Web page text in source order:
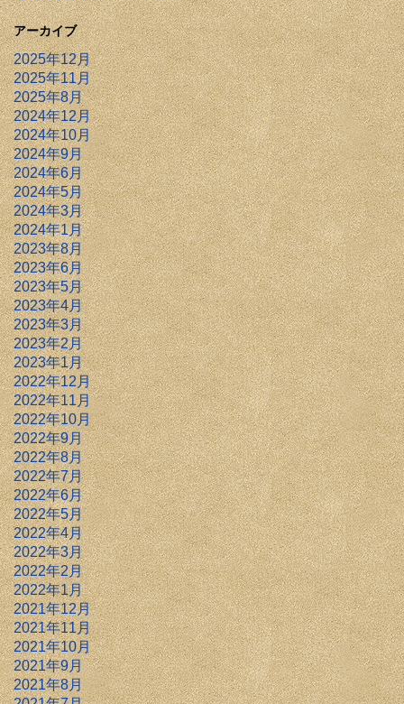
アーカイブ
2025年12月
2025年11月
2025年8月
2024年12月
2024年10月
2024年9月
2024年6月
2024年5月
2024年3月
2024年1月
2023年8月
2023年6月
2023年5月
2023年4月
2023年3月
2023年2月
2023年1月
2022年12月
2022年11月
2022年10月
2022年9月
2022年8月
2022年7月
2022年6月
2022年5月
2022年4月
2022年3月
2022年2月
2022年1月
2021年12月
2021年11月
2021年10月
2021年9月
2021年8月